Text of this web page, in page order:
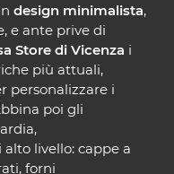
design minimalista,
e ante prive di
Store di Vicenza i
più attuali,
personalizzare i
poi gli
livello: cappe a
forni